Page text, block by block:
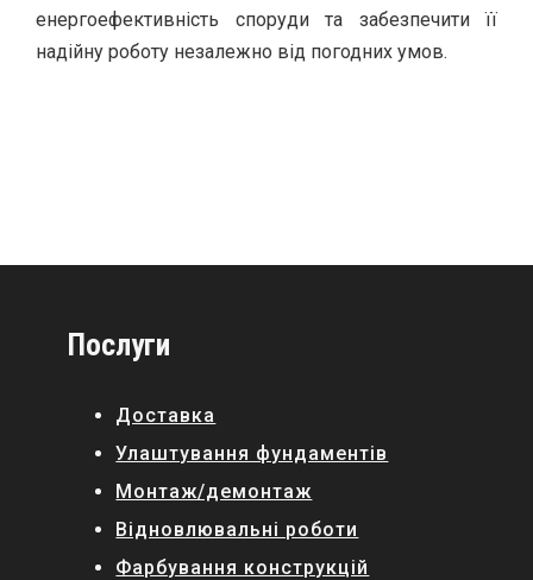
енергоефективність споруди та забезпечити її
надійну роботу незалежно від погодних умов.
Послуги
Доставка
Улаштування фундаментів
Монтаж/демонтаж
Відновлювальні роботи
Фарбування конструкцій